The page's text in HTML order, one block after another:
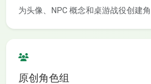
为头像、NPC 概念和桌游战役创建角
原创角色组